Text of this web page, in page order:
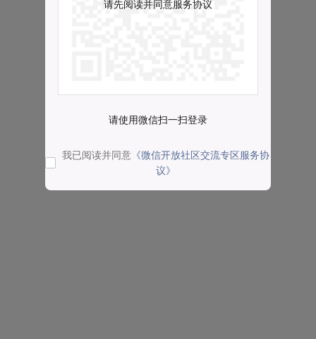
请先阅读并同意服务协议
请使用微信扫一扫登录
我已阅读并同意 《微信开放社区交流专区服务协
议》